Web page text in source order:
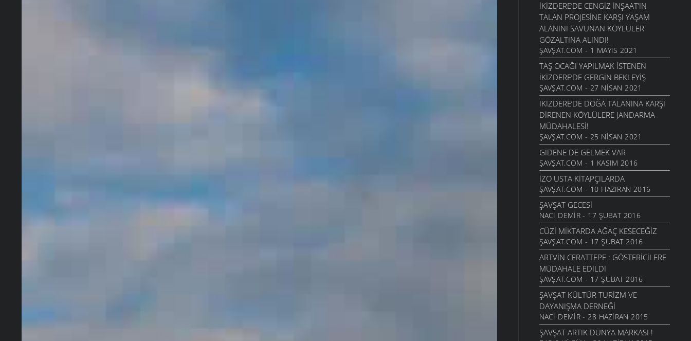
İKIZDERE’DE CENGIZ İNŞAAT’IN
TALAN PROJESINE KARŞI YAŞAM
ALANINI SAVUNAN KÖYLÜLER
GÖZALTINA ALINDI!
ŞAVŞAT.COM - 1 MAYIS 2021
TAŞ OCAĞI YAPILMAK ISTENEN
İKIZDERE’DE GERGIN BEKLEYIŞ
ŞAVŞAT.COM - 27 NISAN 2021
İKIZDERE’DE DOĞA TALANINA KARŞI
DIRENEN KÖYLÜLERE JANDARMA
MÜDAHALESI!
ŞAVŞAT.COM - 25 NISAN 2021
GIDENE DE GELMEK VAR
ŞAVŞAT.COM - 1 KASIM 2016
İZO USTA KITAPÇILARDA
ŞAVŞAT.COM - 10 HAZIRAN 2016
ŞAVŞAT GECESI
NACI DEMIR - 17 ŞUBAT 2016
CÜZI MIKTARDA AĞAÇ KESECEĞIZ
ŞAVŞAT.COM - 17 ŞUBAT 2016
ARTVIN CERATTEPE : GÖSTERICILERE
MÜDAHALE EDILDI
ŞAVŞAT.COM - 17 ŞUBAT 2016
ŞAVŞAT KÜLTÜR TURIZM VE
DAYANIŞMA DERNEĞI
NACI DEMIR - 28 HAZIRAN 2015
ŞAVŞAT ARTIK DÜNYA MARKASI !